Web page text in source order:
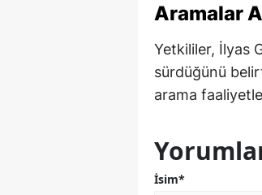
Aramalar
Yetkililer, İlyas
sürdüğünü
arama
İsim*